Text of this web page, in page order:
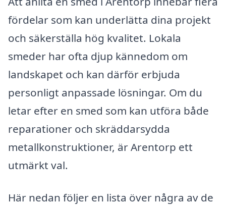
fördelar som kan underlätta dina projekt
och säkerställa hög kvalitet. Lokala
smeder har ofta djup kännedom om
landskapet och kan därför erbjuda
personligt anpassade lösningar. Om du
letar efter en smed som kan utföra både
reparationer och skräddarsydda
metallkonstruktioner, är Arentorp ett
utmärkt val.
Här nedan följer en lista över några av de